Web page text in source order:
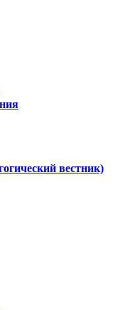
вестник)